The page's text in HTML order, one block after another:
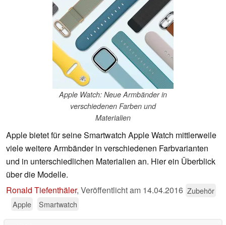
Apple Watch: Neue Armbänder in
verschiedenen Farben und
Materialien
Apple bietet für seine Smartwatch Apple Watch mittlerweile
viele weitere Armbänder in verschiedenen Farbvarianten
und in unterschiedlichen Materialien an. Hier ein Überblick
über die Modelle.
Ronald Tiefenthäler, Veröffentlicht am 14.04.2016 Zubehör
Apple
Smartwatch